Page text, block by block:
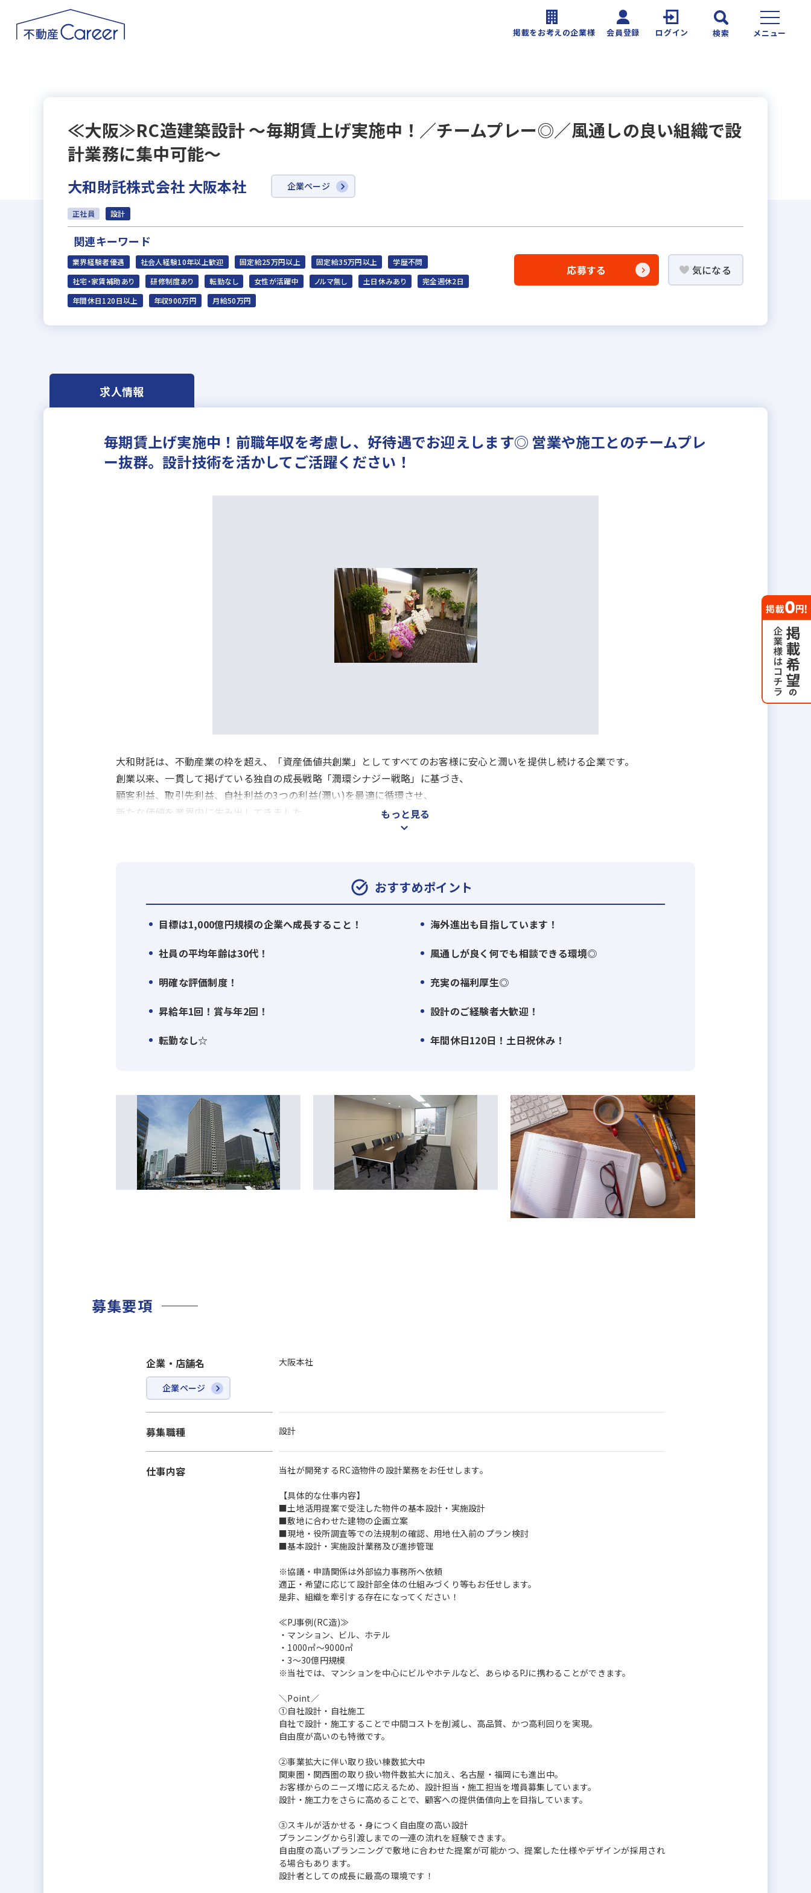
掲載をお考えの企業様 会員登録 ログイン 検索 メニュー
≪大阪≫RC造建築設計 ～毎期賃上げ実施中！／チームプレー◎／風通しの良い組織で設
計業務に集中可能～
大和財託株式会社 大阪本社 企業ページ
正社員 設計
関連キーワード
業界経験者優遇 社会人経験10年以上歓迎 固定給25万円以上 固定給35万円以上
学歴不問
社宅・家賃補助あり
研修制度あり 転勤なし 女性が活躍中 ノルマ無し 土日休みあり
完全週休2日
年間休日120日以上
年収900万円 月給50万円
応募する 気になる
求人情報
毎期賃上げ実施中！前職年収を考慮し、好待遇でお迎えします◎ 営業や施工とのチームプレ
ー抜群。設計技術を活かしてご活躍ください！
大和財託は、不動産業の枠を超え、「資産価値共創業」としてすべてのお客様に安心と潤いを提供し続ける企業です。
創業以来、一貫して掲げている独自の成長戦略「潤環シナジー戦略」に基づき、
顧客利益、取引先利益、自社利益の3つの利益(潤い)を最適に循環させ、
新たな価値を業界内に生み出してきました。
また、自社開発による一棟物の新築・中古アパートやマンションを幅広く揃え、
お客様一人ひとりの人生に寄り添い、本音に耳を傾ける「圧倒的顧客ファースト」の精神は、大和財託の原点であり成長の原動力で
情報の透明性を徹底し、信頼を軸にしたサービスを提供することで、多くの方々から高い支持をいただいています。
2029年には1,000億円超を目指しています。
時代の変化を先取りしながら、常に進化を続ける当社。
＼ホワイト企業認定 最高ランク 『プラチナ』取得！／
「家族に入社を勧めたい次世代に残していきたい企業」を指す、ホワイト企業に2022年から4年連続で認定。
2025年7月1日(火)に、最高ランク『プラチナ』ランクを2年連続で取得しました！
認定基準項目のうち、人材育成/働きがい、柔軟な働き方、健康経営、労働法順守 の4項目では満点を
ビジネスモデル/生産性、リスクマネジメント の2項目では高い点数を取得しており
透明性の高い経営・社員の働きがい を高い水準で実現しています！
もっと見る
おすすめポイント
目標は1,000億円規模の企業へ成長すること！
海外進出も目指しています！
社員の平均年齢は30代！
風通しが良く何でも相談できる環境◎
明確な評価制度！
充実の福利厚生◎
昇給年1回！賞与年2回！
設計のご経験者大歓迎！
転勤なし☆
年間休日120日！土日祝休み！
募集要項
企業・店舗名
企業ページ
大阪本社
募集職種 設計
仕事内容 当社が開発するRC造物件の設計業務をお任せします。
【具体的な仕事内容】
■土地活用提案で受注した物件の基本設計・実施設計
■敷地に合わせた建物の企画立案
■現地・役所調査等での法規制の確認、用地仕入前のプラン検討
■基本設計・実施設計業務及び進捗管理
※協議・申請関係は外部協力事務所へ依頼
適正・希望に応じて設計部全体の仕組みづくり等もお任せします。
是非、組織を牽引する存在になってください！
≪PJ事例(RC造)≫
・マンション、ビル、ホテル
・1000㎡～9000㎡
・3～30億円規模
※当社では、マンションを中心にビルやホテルなど、あらゆるPJに携わることができます。
＼Point／
①自社設計・自社施工
自社で設計・施工することで中間コストを削減し、高品質、かつ高利回りを実現。
自由度が高いのも特徴です。
②事業拡大に伴い取り扱い棟数拡大中
関東圏・関西圏の取り扱い物件数拡大に加え、名古屋・福岡にも進出中。
お客様からのニーズ増に応えるため、設計担当・施工担当を増員募集しています。
設計・施工力をさらに高めることで、顧客への提供価値向上を目指しています。
③スキルが活かせる・身につく自由度の高い設計
プランニングから引渡しまでの一連の流れを経験できます。
自由度の高いプランニングで敷地に合わせた提案が可能かつ、提案した仕様やデザインが採用され
る場合もあります。
設計者としての成長に最高の環境です！